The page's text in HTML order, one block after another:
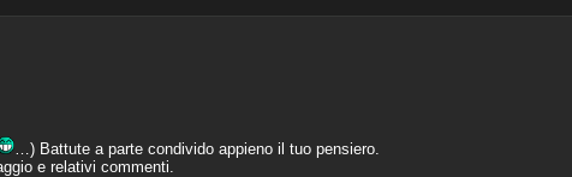
…) Battute a parte condivido appieno il tuo pensiero.
e relativi commenti.